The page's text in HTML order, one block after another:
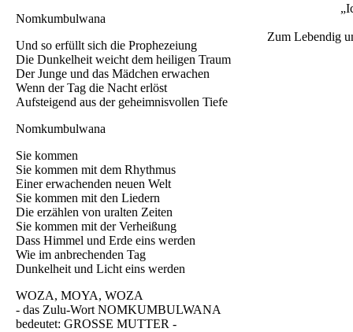
Nomkumbulwana
Und so erfüllt sich die Prophezeiung
Die Dunkelheit weicht dem heiligen Traum
Der Junge und das Mädchen erwachen
Wenn der Tag die Nacht erlöst
Aufsteigend aus der geheimnisvollen Tiefe
Nomkumbulwana
Sie kommen
Sie kommen mit dem Rhythmus
Einer erwachenden neuen Welt
Sie kommen mit den Liedern
Die erzählen von uralten Zeiten
Sie kommen mit der Verheißung
Dass Himmel und Erde eins werden
Wie im anbrechenden Tag
Dunkelheit und Licht eins werden
WOZA, MOYA, WOZA
- das Zulu-Wort NOMKUMBULWANA
bedeutet: GROSSE MUTTER -
Zum Lebendig